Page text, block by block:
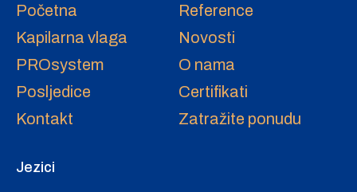
Početna
Kapilarna vlaga
PROsystem
Posljedice
Kontakt
Reference
Novosti
O nama
Certifikati
Zatražite ponudu
Jezici